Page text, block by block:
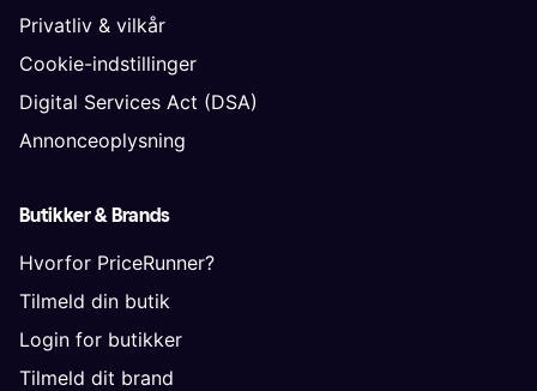
Privatliv & vilkår
Cookie-indstillinger
Digital Services Act (DSA)
Annonceoplysning
Butikker & Brands
Hvorfor PriceRunner?
Tilmeld din butik
Login for butikker
Tilmeld dit brand